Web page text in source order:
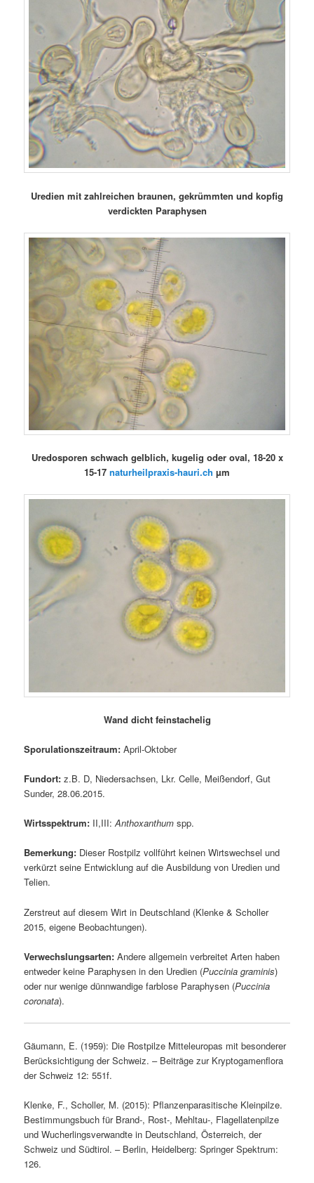
Uredien mit zahlreichen braunen, gekrümmten und kopfig
verdickten Paraphysen
Uredosporen schwach gelblich, kugelig oder oval, 18-20 x
15-17 naturheilpraxis-hauri.ch µm
Wand dicht feinstachelig
Sporulationszeitraum: April-Oktober
Fundort: z.B. D, Niedersachsen, Lkr. Celle, Meißendorf, Gut
Sunder, 28.06.2015.
Wirtsspektrum: II,III:Anthoxanthum spp.
Bemerkung: Dieser Rostpilz vollführt keinen Wirtswechsel und
verkürzt seine Entwicklung auf die Ausbildung von Uredien und
Telien.
Zerstreut auf diesem Wirt in Deutschland (Klenke & Scholler
2015, eigene Beobachtungen).
Verwechslungsarten:Andere allgemein verbreitet Arten haben
entweder keine Paraphysen in den Uredien (Puccinia graminis)
oder nur wenige dünnwandige farblose Paraphysen (Puccinia
coronata).
Gäumann, E. (1959): Die Rostpilze Mitteleuropas mit besonderer
Berücksichtigung der Schweiz. – Beiträge zur Kryptogamenflora
der Schweiz 12: 551f.
Klenke, F., Scholler, M. (2015): Pflanzenparasitische Kleinpilze.
Bestimmungsbuch für Brand-, Rost-, Mehltau-, Flagellatenpilze
und Wucherlingsverwandte in Deutschland, Österreich, der
Schweiz und Südtirol. – Berlin, Heidelberg: Springer Spektrum:
126.